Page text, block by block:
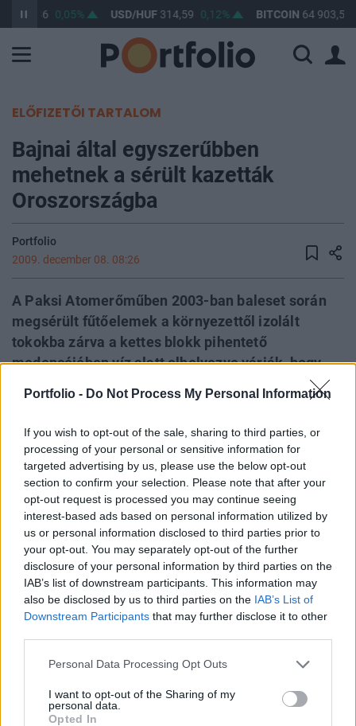
Portfolio - Do Not Process My Personal Information
If you wish to opt-out of the sale, sharing to third parties, or
processing of your personal or sensitive information for
targeted advertising by us, please use the below opt-out
section to confirm your selection. Please note that after your
opt-out request is processed you may continue seeing
interest-based ads based on personal information utilized by
us or personal information disclosed to third parties prior to
your opt-out. You may separately opt-out of the further
disclosure of your personal information by third parties on the
IAB’s list of downstream participants. This information may
also be disclosed by us to third parties on the IAB’s List of
Downstream Participants that may further disclose it to other
Personal Data Processing Opt Outs
I want to opt-out of the Sharing of my
personal data.
Opted In
363,36 0,05% USD/HUF314,59 0,12% BITCOIN 64 903,53
ELŐFIZETŐI TARTALOM
Bajnai által egyszerűbben
mehetnek a sérült kazetták
Oroszországba
Portfolio
2009. december 08. 08:26
A Paksi Atomerőműben 2003-ban baleset során
megsérült fűtőelemek a környezettől izolált
tokokba zárva a kettes blokk pihentető
medencéjében víz alatt elhelyezve várják, hogy
megkönnyítésére a miniszterelnök módosított egy
korábbi kormányhatározatot, amely a múlt héten
lépett hatályba - tudósít az MTI.
Az eredeti, 2006. novemberi határozat a paksi
atomerőműben, 2003-ban történt baleset kapcsán
született. Az akkor megsérült kazetták elszállítását és
ártalmatlanítását egy orosz cég vállalta magára, amelynek
részleteit egy 2006-ban aláírt államközi szerződésben
szentesítették - emlékeztet a Közlekedési, Hírközlési és
Energiaügyi Minisztérium (KHEM) kommunikációs...
A keresett cikk a portfolio.hu hírarchívumához
tartozik, melynek olvasása előfizetéses
regisztrációhoz kötött.